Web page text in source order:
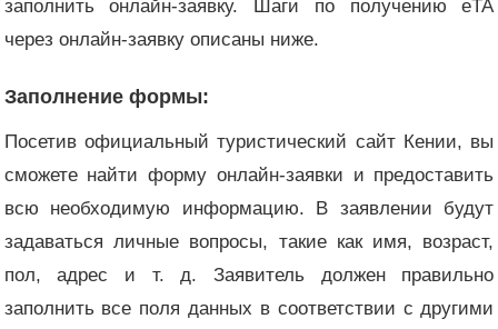
заполнить онлайн-заявку. Шаги по получению eTA
через онлайн-заявку описаны ниже.
Заполнение формы:
Посетив официальный туристический сайт Кении, вы
сможете найти форму онлайн-заявки и предоставить
всю необходимую информацию. В заявлении будут
задаваться личные вопросы, такие как имя, возраст,
пол, адрес и т. д. Заявитель должен правильно
заполнить все поля данных в соответствии с другими